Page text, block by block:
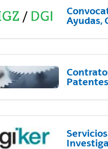
Ayudas,
Patentes